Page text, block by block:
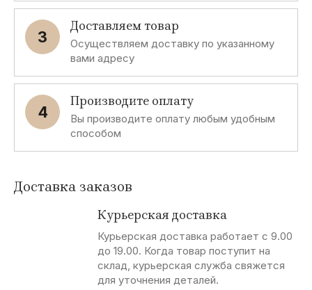
3
Доставляем товар
Осуществляем доставку по указанному
вами адресу
4
Производите оплату
Вы производите оплату любым удобным
способом
Доставка заказов
Курьерская доставка
Курьерская доставка работает с 9.00
до 19.00. Когда товар поступит на
склад, курьерская служба свяжется
для уточнения деталей.